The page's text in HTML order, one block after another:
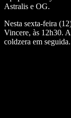
Astralis e OG.
Nesta sexta-feira
Vincere, às 12h30.
coldzera em seguida.